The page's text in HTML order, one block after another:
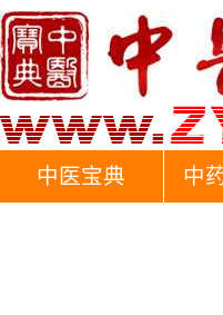
中医宝典 中